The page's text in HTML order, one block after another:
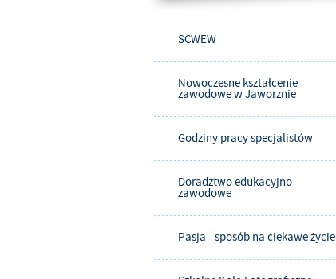
SCWEW
Nowoczesne kształcenie
zawodowe w Jaworznie
Godziny pracy specjalistów
Doradztwo edukacyjno-
zawodowe
Pasja - sposób na ciekawe życie